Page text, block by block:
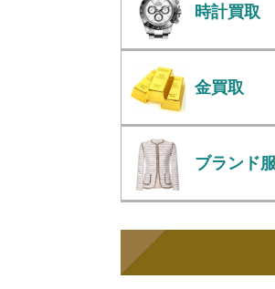
時計買取
金買取
ブランド